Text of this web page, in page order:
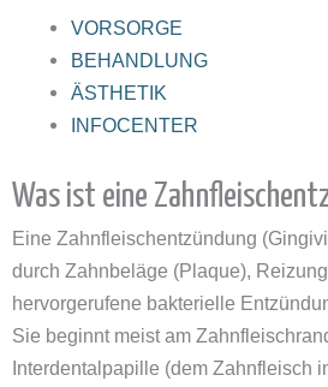
VORSORGE
BEHANDLUNG
ÄSTHETIK
INFOCENTER
Was ist eine
Eine Zahnfleischentzündung
durch Zahnbeläge (Plaque),
hervorgerufene bakterielle
Sie beginnt meist am
Interdentalpapille (dem Zahnfleisch